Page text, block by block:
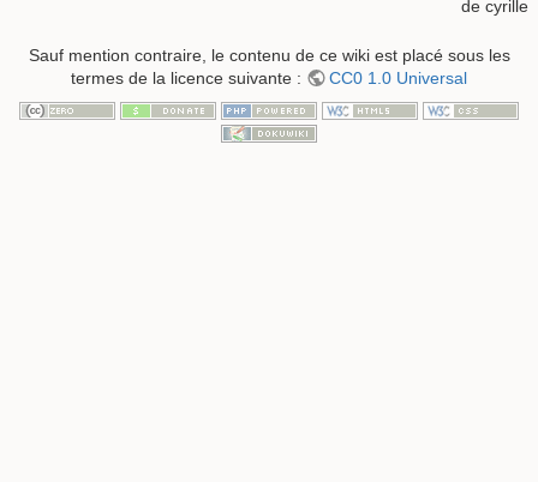
de cyrille
Sauf mention contraire, le contenu de ce wiki est placé sous les
termes de la licence suivante :
CC0 1.0 Universal